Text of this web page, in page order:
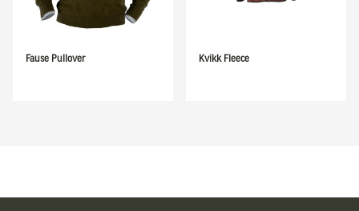
Fause Pullover Kvikk Fleece